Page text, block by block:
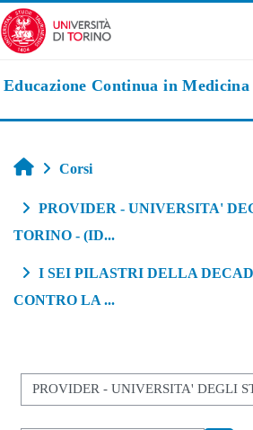
Vai al contenuto principale
Educazione Continua in Medicina
Home
Corsi
PROVIDER - UNIVERSITA'
TORINO - (ID...
I SEI PILASTRI DELLA
CONTRO LA ...
Categorie di corso